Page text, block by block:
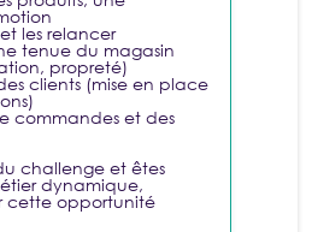
les relancer
tenue du magasin
propreté)
clients (mise en place
commandes et des
challenge et êtes
dynamique,
cette opportunité